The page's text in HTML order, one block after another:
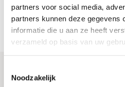
partners voor social media,
partners kunnen deze gegevens
informatie die u aan ze heeft
verzameld op basis van uw
Noodzakelijk
Waarborg: Deze wordt voldaan
auto. Je krijgt het volledige
zonder schade inlevert.
Hulp & Meer